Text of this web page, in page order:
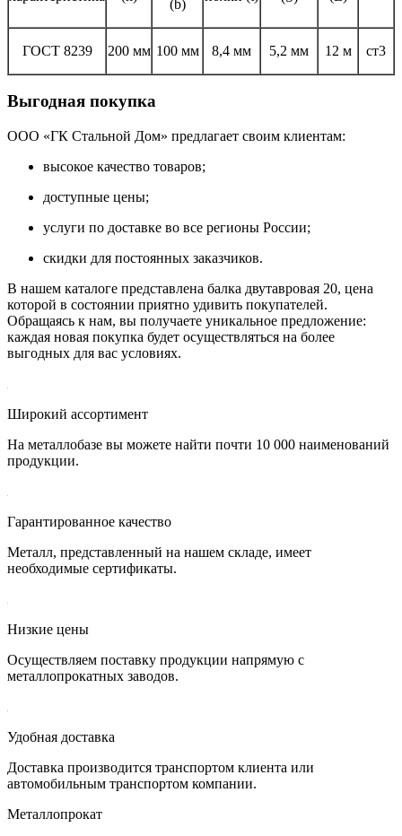
(b)
ГОСТ 8239 200 мм 100 мм 8,4 мм 5,2 мм 12 м ст3
Выгодная покупка
ООО «ГК Стальной Дом» предлагает своим клиентам:
высокое качество товаров;
доступные цены;
услуги по доставке во все регионы России;
скидки для постоянных заказчиков.
В нашем каталоге представлена балка двутавровая 20, цена
которой в состоянии приятно удивить покупателей.
Обращаясь к нам, вы получаете уникальное предложение:
каждая новая покупка будет осуществляться на более
выгодных для вас условиях.
Широкий ассортимент
На металлобазе вы можете найти почти 10 000 наименований
продукции.
Гарантированное качество
Металл, представленный на нашем складе, имеет
необходимые сертификаты.
Низкие цены
Осуществляем поставку продукции напрямую с
металлопрокатных заводов.
Удобная доставка
Доставка производится транспортом клиента или
автомобильным транспортом компании.
Металлопрокат